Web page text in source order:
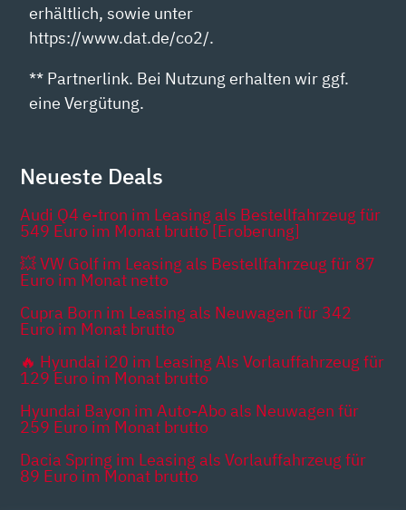
erhältlich, sowie unter
https://www.dat.de/co2/.
** Partnerlink. Bei Nutzung erhalten wir ggf.
eine Vergütung.
Neueste Deals
Audi Q4 e-tron im Leasing als Bestellfahrzeug für
549 Euro im Monat brutto [Eroberung]
💥 VW Golf im Leasing als Bestellfahrzeug für 87
Euro im Monat netto
Cupra Born im Leasing als Neuwagen für 342
Euro im Monat brutto
🔥 Hyundai i20 im Leasing Als Vorlauffahrzeug für
129 Euro im Monat brutto
Hyundai Bayon im Auto-Abo als Neuwagen für
259 Euro im Monat brutto
Dacia Spring im Leasing als Vorlauffahrzeug für
89 Euro im Monat brutto